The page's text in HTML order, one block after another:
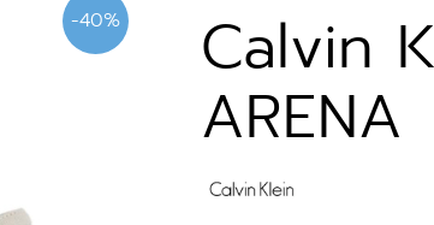
-40% Calvin
ARENA